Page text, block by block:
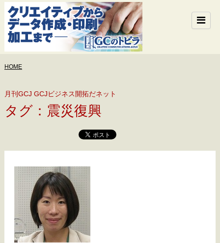
HOME
月刊GCJ GCJビジネス開拓だネット
タグ：震災復興